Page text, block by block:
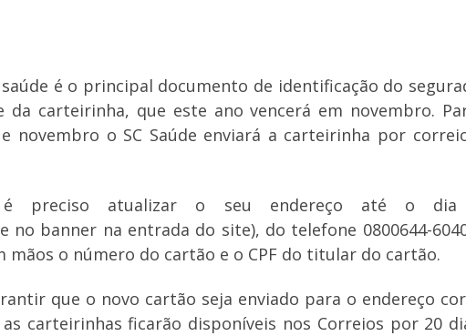
é o principal documento de identificação do
carteirinha, que este ano vencerá em novembro.
novembro o SC Saúde enviará a carteirinha por
é preciso atualizar o seu endereço até o
no banner na entrada do site), do telefone 0800644-
mãos o número do cartão e o CPF do titular do cartão.
que o novo cartão seja enviado para o endereço
carteirinhas ficarão disponíveis nos Correios por 20